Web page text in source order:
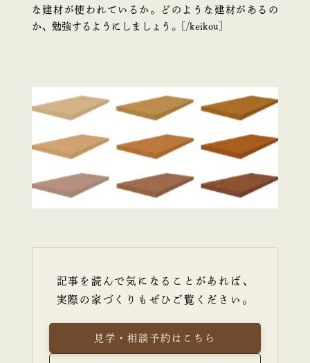
な建材が使われているか。どのような建材があるの
か、勉強するようにしましょう。[/keikou]
記事を読んで気になることがあれば、
実際の家づくりもぜひご覧ください。
見学・相談予約はこちら